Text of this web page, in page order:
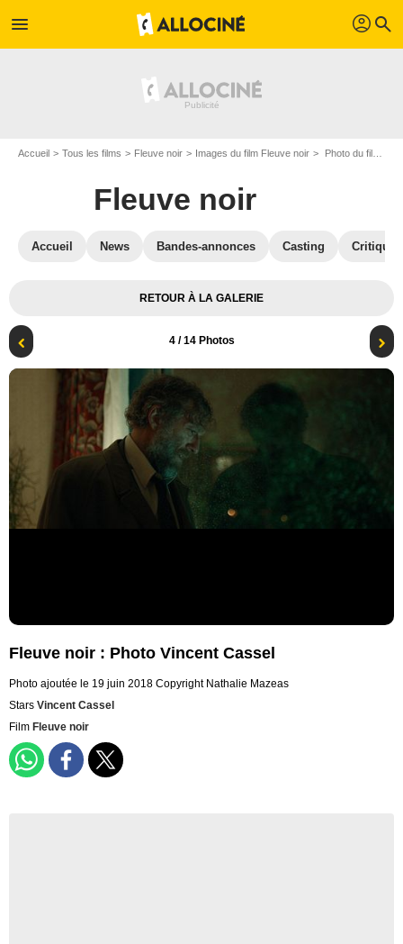
menu profil search
Accueil Tous les films Fleuve noir Images du film Fleuve noir Photo du film Fleuve noir - Photo 4
Fleuve noir
Accueil News Bandes-annonces Casting
RETOUR À LA GALERIE
4/ 14 Photos
Fleuve noir : Photo Vincent Cassel
Photo ajoutée le 19 juin 2018 Copyright Nathalie Mazeas
Stars Vincent Cassel
Film Fleuve noir